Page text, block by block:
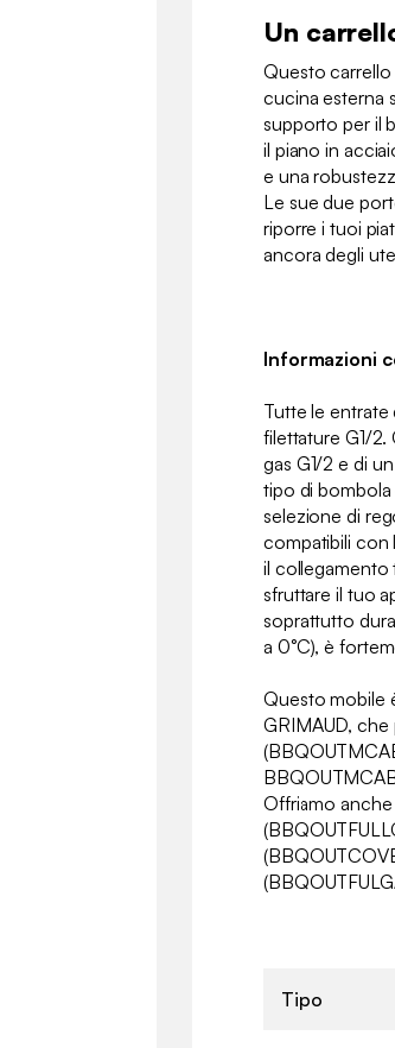
Un
Questo
cucina esterna
supporto per il
il piano in
e una
Le sue due
riporre i tuoi
ancora degli
Informazioni
Tutte le entrate
filettature G1/
gas G1/2 e di
tipo di bombola
selezione di
compatibili con
il collegamento
sfruttare il tuo
soprattutto
a 0°C), è
Questo mobile
GRIMAUD,
Offriamo anche
Tipo